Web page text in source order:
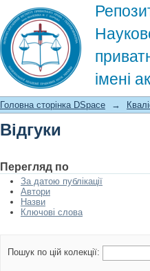
імені
Відгуки
Головна сторінка DSpace →
Відгуки
Перегляд по
За датою публікації
Автори
Назви
Ключові слова
Пошук по цій колекції: